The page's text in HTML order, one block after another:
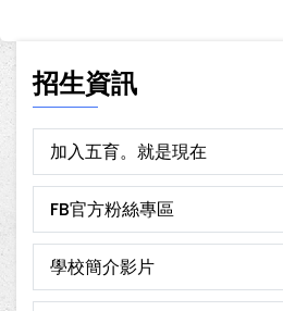
招生資訊
加入五育。就是現在
FB官方粉絲專區
學校簡介影片